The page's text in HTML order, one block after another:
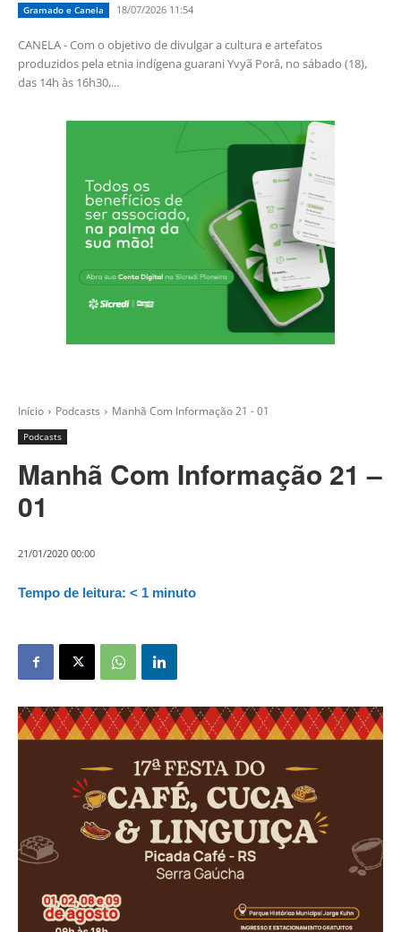
Gramado e Canela 18/07/2026 11:54
CANELA - Com o objetivo de divulgar a cultura e artefatos
produzidos pela etnia indígena guarani Yvyã Porâ, no sábado (18),
das 14h às 16h30,...